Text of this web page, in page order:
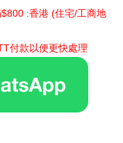
:香港 (住宅/工商地
付款以便更快處理